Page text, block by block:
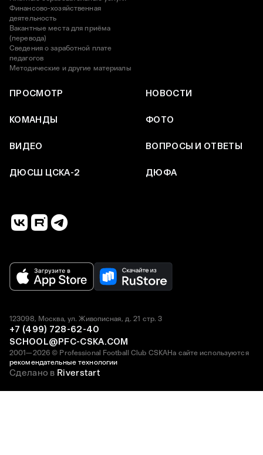
Финансово-хозяйственная
деятельность
Вакантные места для приёма
(перевода)
Сведения о заработной плате
педагогов
Методические и другие материалы
ПРОСМОТР НОВОСТИ
КОМАНДЫ ФОТО
ВИДЕО ВОПРОСЫ И ОТВЕТЫ
ДЮСШ ЦСКА-2 ДЮФА
2001—2026 © Professional Football Club CSKAНа сайте используются
рекомендательные технологии
123098, Москва, ул. Живописная, д. 21 стр. 3
+7 (499) 728-62-40
SCHOOL@PFC-CSKA.COM
Сделано в Riverstart